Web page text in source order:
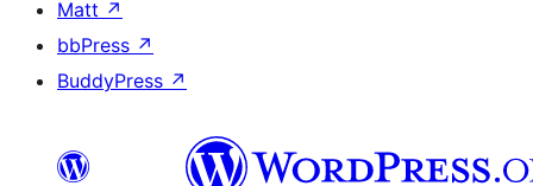
Matt ↗
bbPress ↗
BuddyPress ↗